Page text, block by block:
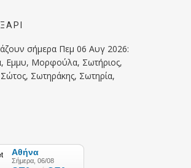
σήμερα Πεμ 06 Αυγ 2026:
Εμμυ, Μορφούλα, Σωτήριος,
Σωτηράκης, Σωτηρία,